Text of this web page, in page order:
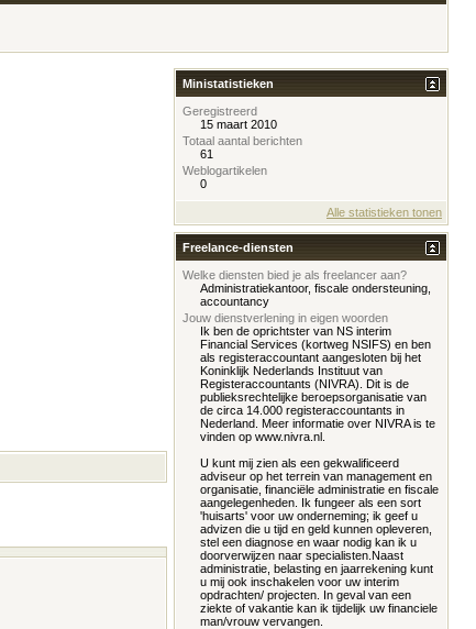
Ministatistieken
Geregistreerd
15 maart 2010
Totaal aantal berichten
61
Weblogartikelen
0
Alle statistieken tonen
Freelance-diensten
Welke diensten bied je als freelancer aan?
Administratiekantoor, fiscale ondersteuning,
accountancy
Jouw dienstverlening in eigen woorden
Ik ben de oprichtster van NS interim
Financial Services (kortweg NSIFS) en ben
als registeraccountant aangesloten bij het
Koninklijk Nederlands Instituut van
Registeraccountants (NIVRA). Dit is de
publieksrechtelijke beroepsorganisatie van
de circa 14.000 registeraccountants in
Nederland. Meer informatie over NIVRA is te
vinden op www.nivra.nl.
U kunt mij zien als een gekwalificeerd
adviseur op het terrein van management en
organisatie, financiële administratie en fiscale
aangelegenheden. Ik fungeer als een sort
'huisarts' voor uw onderneming; ik geef u
advizen die u tijd en geld kunnen opleveren,
stel een diagnose en waar nodig kan ik u
doorverwijzen naar specialisten.Naast
administratie, belasting en jaarrekening kunt
u mij ook inschakelen voor uw interim
opdrachten/ projecten. In geval van een
ziekte of vakantie kan ik tijdelijk uw financiele
man/vrouw vervangen.